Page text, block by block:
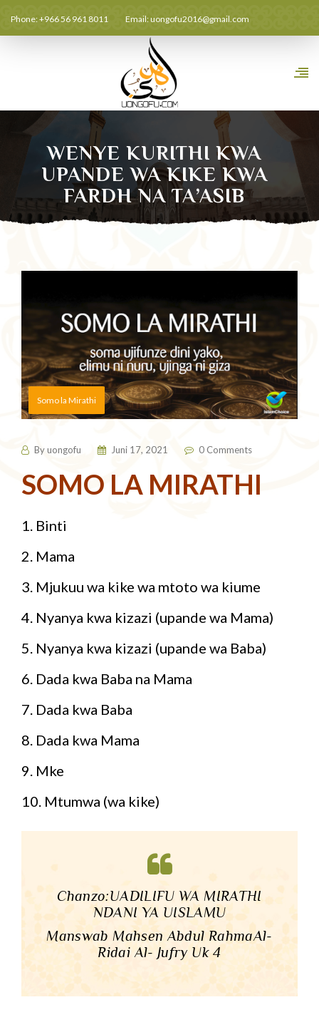
Phone: +966 56 961 8011 Email:uongofu2016@gmail.com
WENYE KURITHI KWA
UPANDE WA KIKE KWA
FARDH NA TA’ASIB
Somo la Mirathi
Byuongofu Juni 17, 2021 0 Comments
SOMO LA MIRATHI
1. Binti
2. Mama
3. Mjukuu wa kike wa mtoto wa kiume
4. Nyanya kwa kizazi (upande wa Mama)
5. Nyanya kwa kizazi (upande wa Baba)
6. Dada kwa Baba na Mama
7. Dada kwa Baba
8. Dada kwa Mama
9. Mke
10. Mtumwa (wa kike)
Chanzo:UADILIFU WA MIRATHI
NDANI YA UISLAMU
Manswab Mahsen Abdul RahmaAl-
Ridai Al- Jufry Uk 4